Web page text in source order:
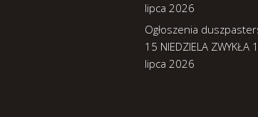
lipca 2026
Ogłoszenia
15 NIEDZIELA ZWYKŁA
lipca 2026